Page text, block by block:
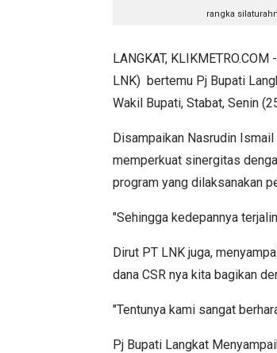
rangka
LANGKAT,
LNK) bertemu Pj Bupati
Wakil Bupati, Stabat, Senin
Disampaikan Nasrudin
memperkuat sinergitas
program yang dilaksanakan
"Sehingga kedepannya
Dirut PT LNK juga,
dana CSR nya kita bagikan
"Tentunya kami sangat
Pj Bupati Langkat